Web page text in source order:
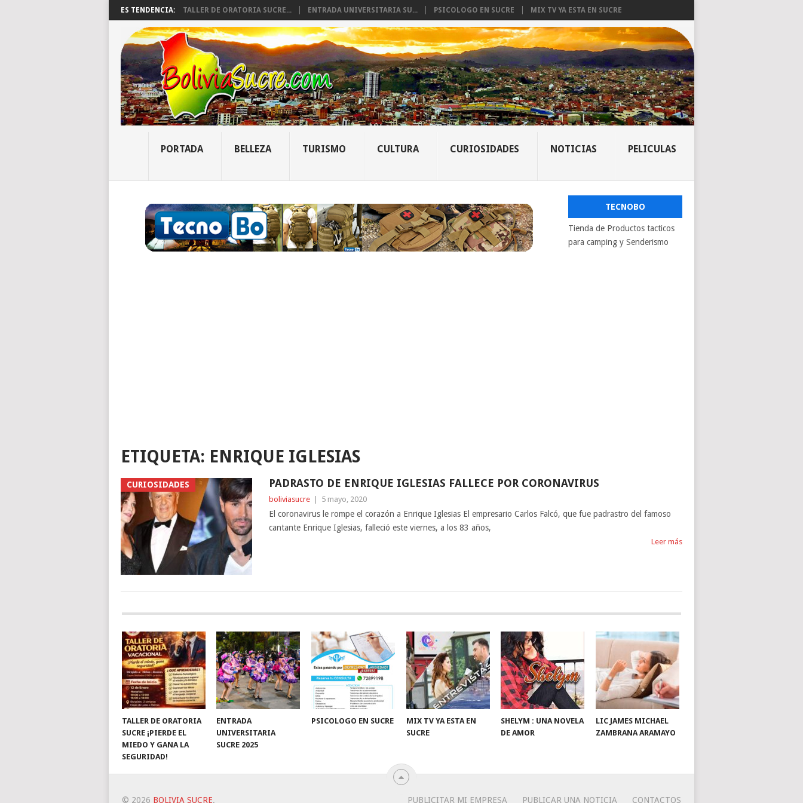
ES TENDENCIA: TALLER DE ORATORIA SUCRE... ENTRADA UNIVERSITARIA SU... PSICOLOGO EN SUCRE MIX TV YA ESTA EN SUCRE
PORTADA BELLEZA TURISMO CULTURA CURIOSIDADES NOTICIAS PELICULAS
TECNOBO
Tienda de Productos tacticos
para camping y Senderismo
ETIQUETA: ENRIQUE IGLESIAS
CURIOSIDADES PADRASTO DE ENRIQUE IGLESIAS FALLECE POR CORONAVIRUS
boliviasucre 5 mayo, 2020
El coronavirus le rompe el corazón a Enrique Iglesias El empresario Carlos Falcó, que fue padrastro del famoso
cantante Enrique Iglesias, falleció este viernes, a los 83 años,
Leer más
TALLER DE ORATORIA
SUCRE ¡PIERDE EL
MIEDO Y GANA LA
SEGURIDAD!
ENTRADA
UNIVERSITARIA
SUCRE 2025
PSICOLOGO EN SUCRE
MIX TV YA ESTA EN
SUCRE
SHELYM : UNA NOVELA
DE AMOR
LIC JAMES MICHAEL
ZAMBRANA ARAMAYO
© 2026 BOLIVIA SUCRE. PUBLICITAR MI EMPRESA PUBLICAR UNA NOTICIA CONTACTOS